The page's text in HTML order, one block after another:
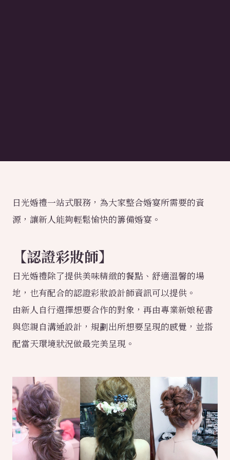
日光婚禮一站式服務，為大家整合婚宴所需要的資
源，讓新人能夠輕鬆愉快的籌備婚宴。
【認證彩妝師】
日光婚禮除了提供美味精緻的餐點、舒適溫馨的場
地，也有配合的認證彩妝設計師資訊可以提供。
由新人自行選擇想要合作的對象，再由專業新娘秘書
與您親自溝通設計，規劃出所想要呈現的感覺，並搭
配當天環境狀況做最完美呈現。